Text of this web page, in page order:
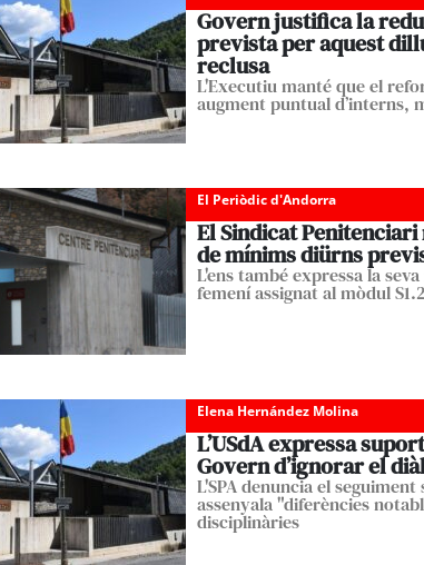
Govern justifica la
prevista per aquest
reclusa
L'Executiu manté que el
augment puntual d’interns,
El Periòdic d'Andorra
El Sindicat Penitenciari
de mínims diürns
L'ens també expressa la
femení assignat al mòdul
Elena Hernández Molina
L’USdA expressa
Govern d’ignorar el
L'SPA denuncia el
assenyala "diferències
disciplinàries